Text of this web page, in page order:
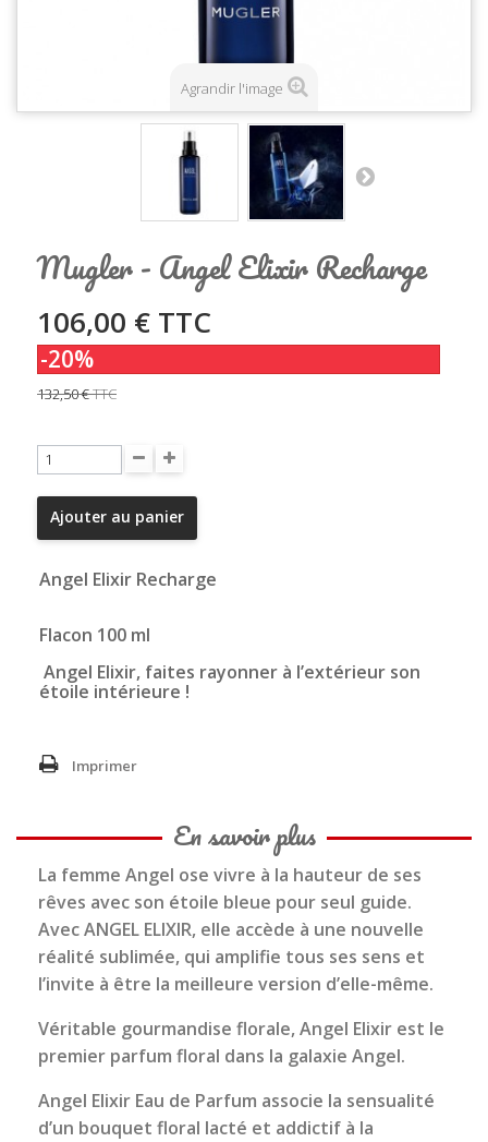
Agrandir l'image
Mugler - Angel Elixir Recharge
106,00 € TTC
-20%
132,50 €TTC
Ajouter au panier
Angel Elixir Recharge
Flacon 100 ml
Angel Elixir, faites rayonner à l’extérieur son
étoile intérieure !
Imprimer
En savoir plus
La femme Angel ose vivre à la hauteur de ses
rêves avec son étoile bleue pour seul guide.
Avec ANGEL ELIXIR, elle accède à une nouvelle
réalité sublimée, qui amplifie tous ses sens et
l’invite à être la meilleure version d’elle-même.
Véritable gourmandise florale, Angel Elixir est le
premier parfum floral dans la galaxie Angel.
Angel Elixir Eau de Parfum associe la sensualité
d’un bouquet floral lacté et addictif à la